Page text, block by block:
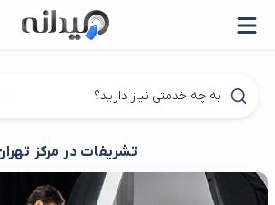
تشریفات در مرکز